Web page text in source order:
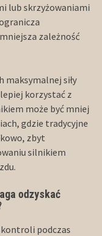
lub skrzyżowaniami
zależność
maksymalnej siły
korzystać z
może być mniej
gdzie tradycyjne
zbyt
silnikiem
odzyskać
kontroli podczas